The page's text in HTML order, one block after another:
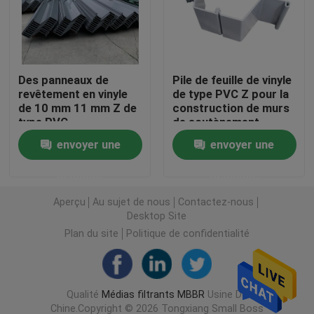
Filtres en plastique
Filtreur flottant
Filtreur de cellules biologiques
Filtreur de Kaldnes
Filtreur à billes biologiques
Des panneaux de
revêtement en vinyle
de 10 mm 11 mm Z de
type PVC
envoyer une
Pile de feuille de vinyle
de type PVC Z pour la
construction de murs
de soutènement
envoyer une
Aperçu Au sujet de nous
Contactez-nous
Desktop Site
Plan du site
Politique de confidentialité
Qualité Médias filtrants MBBR Usine De
Chine.Copyright © 2026 Tongxiang Small Boss